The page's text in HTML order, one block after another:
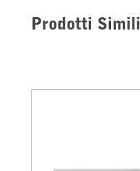
Prodotti Simili